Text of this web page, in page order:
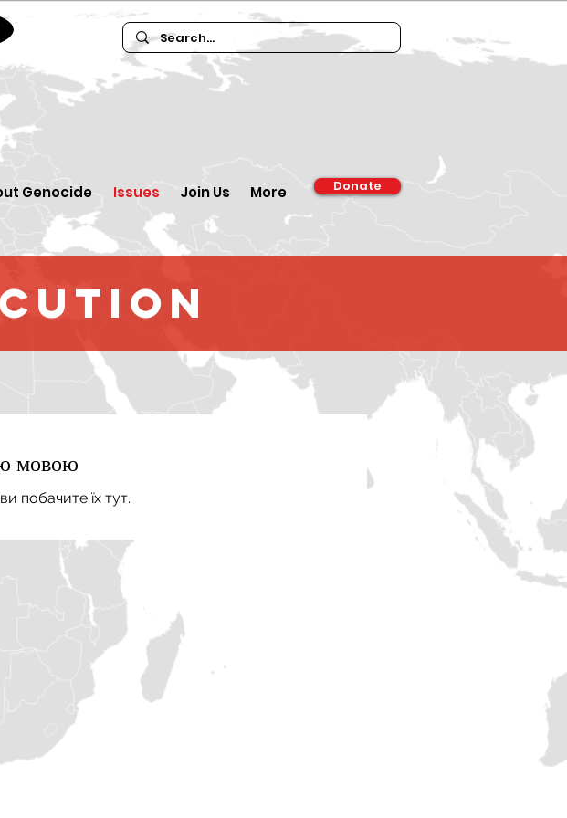
Genocide Issues Join Us More Donate
мовою
побачите їх тут.